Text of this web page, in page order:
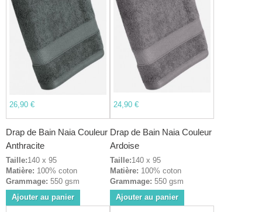
26,90 €
Drap de Bain Naia Couleur
Anthracite
Taille:140 x 95
Matière: 100% coton
Grammage: 550 gsm
Ajouter au panier
24,90 €
Drap de Bain Naia Couleur
Ardoise
Taille:140 x 95
Matière: 100% coton
Grammage: 550 gsm
Ajouter au panier